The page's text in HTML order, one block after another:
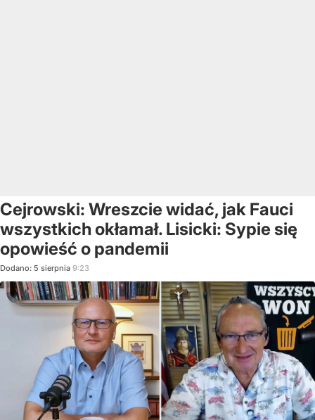
Cejrowski: Wreszcie widać, jak Fauci
wszystkich okłamał. Lisicki: Sypie się
opowieść o pandemii
Dodano: 5 sierpnia 9:23